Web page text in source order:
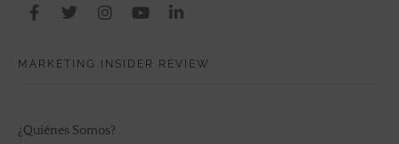
MARKETING INSIDER REVIEW
¿Quiénes Somos?